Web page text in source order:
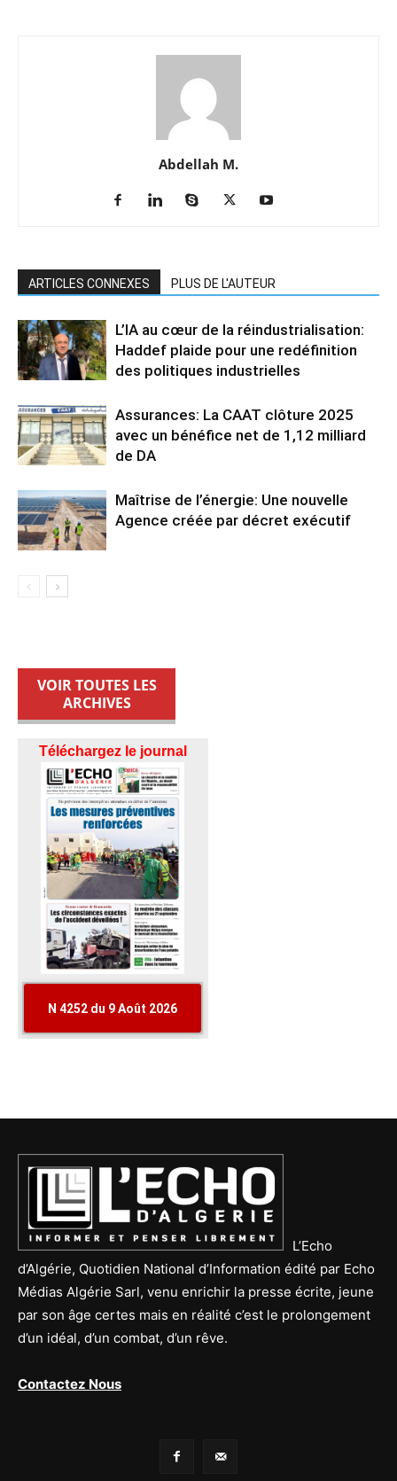
Abdellah M.
ARTICLES CONNEXES PLUS DE L'AUTEUR
L’IA au cœur de la réindustrialisation:
Haddef plaide pour une redéfinition
des politiques industrielles
Assurances: La CAAT clôture 2025
avec un bénéfice net de 1,12 milliard
de DA
Maîtrise de l’énergie: Une nouvelle
Agence créée par décret exécutif
VOIR TOUTES LES
ARCHIVES
L’Echo
d’Algérie, Quotidien National d’Information édité par Echo
Médias Algérie Sarl, venu enrichir la presse écrite, jeune
par son âge certes mais en réalité c’est le prolongement
d’un idéal, d’un combat, d’un rêve.
Contactez Nous